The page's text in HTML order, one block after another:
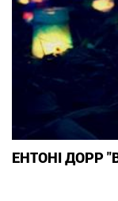
ЕНТОНІ ДОРР